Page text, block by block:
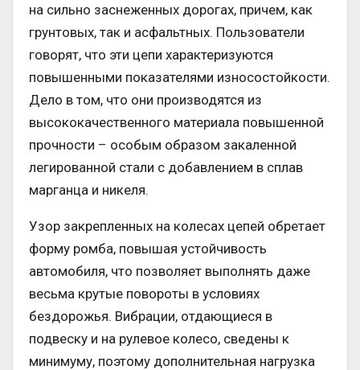
на сильно заснеженных дорогах, причем, как
грунтовых, так и асфальтных. Пользователи
говорят, что эти цепи характеризуются
повышенными показателями износостойкости.
Дело в том, что они производятся из
высококачественного материала повышенной
прочности – особым образом закаленной
легированной стали с добавлением в сплав
марганца и никеля.
Узор закрепленных на колесах цепей обретает
форму ромба, повышая устойчивость
автомобиля, что позволяет выполнять даже
весьма крутые повороты в условиях
бездорожья. Вибрации, отдающиеся в
подвеску и на рулевое колесо, сведены к
минимуму, поэтому дополнительная нагрузка